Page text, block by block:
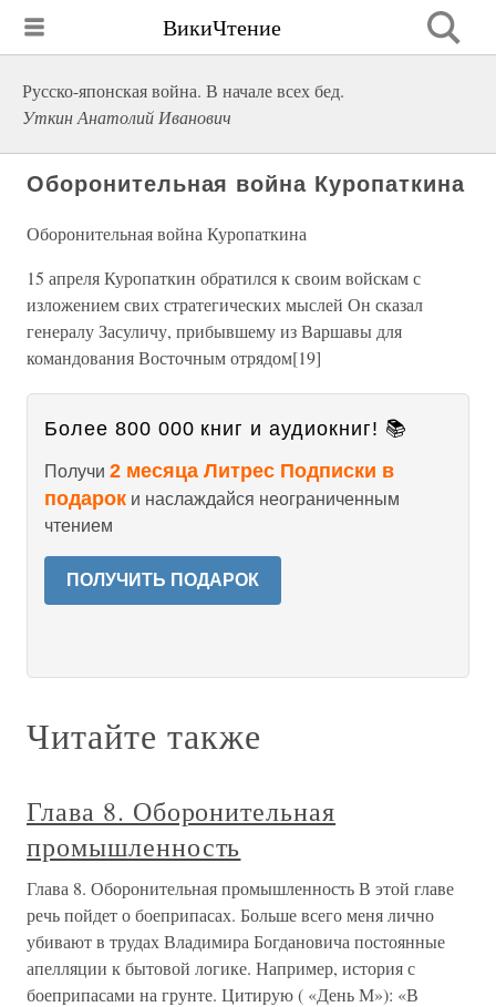
ВикиЧтение
Русско-японская война. В начале всех бед.
Уткин Анатолий Иванович
Оборонительная война Куропаткина
Оборонительная война Куропаткина
15 апреля Куропаткин обратился к своим войскам с
изложением свих стратегических мыслей Он сказал
генералу Засуличу, прибывшему из Варшавы для
командования Восточным отрядом[19]
Более 800 000 книг и аудиокниг! 📚
Получи 2 месяца Литрес Подписки в
подарок и наслаждайся неограниченным
чтением
ПОЛУЧИТЬ ПОДАРОК
Читайте также
Глава 8. Оборонительная
промышленность
Глава 8. Оборонительная промышленность В этой главе
речь пойдет о боеприпасах. Больше всего меня лично
убивают в трудах Владимира Богдановича постоянные
апелляции к бытовой логике. Например, история с
боеприпасами на грунте. Цитирую ( «День М»): «В